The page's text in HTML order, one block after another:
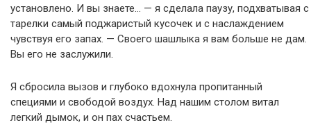
установлено. И вы знаете… — я сделала паузу, подхватывая с
тарелки самый поджаристый кусочек и с наслаждением
чувствуя его запах. — Своего шашлыка я вам больше не дам.
Вы его не заслужили.
Я сбросила вызов и глубоко вдохнула пропитанный
специями и свободой воздух. Над нашим столом витал
легкий дымок, и он пах счастьем.